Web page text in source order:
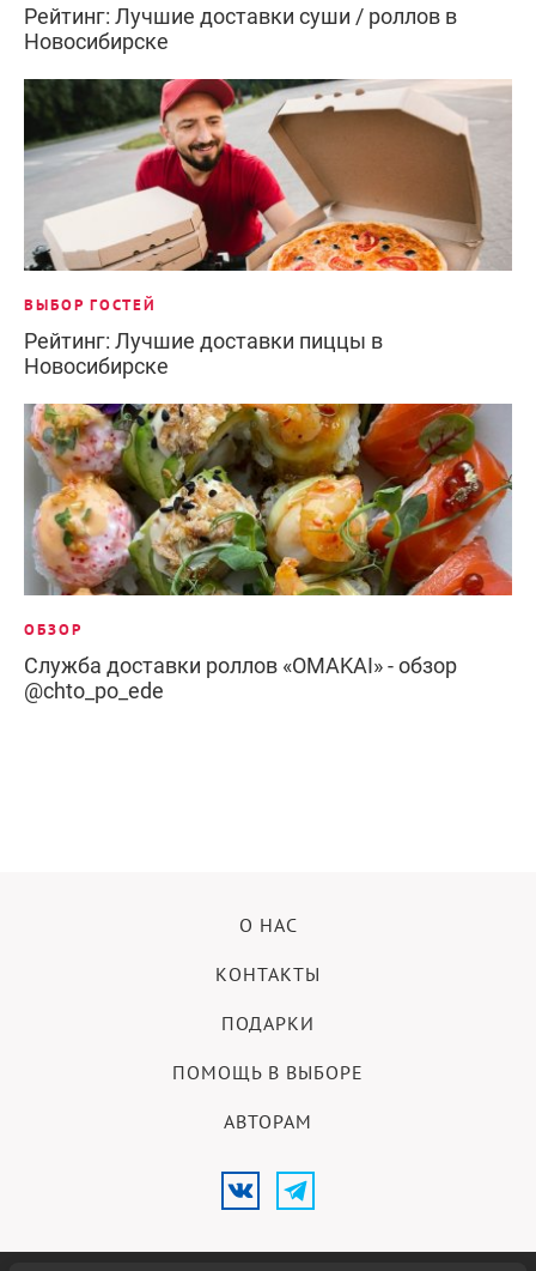
Рейтинг: Лучшие доставки суши / роллов в
Новосибирске
ВЫБОР ГОСТЕЙ
Рейтинг: Лучшие доставки пиццы в
Новосибирске
ОБЗОР
Служба доставки роллов «OMAKAI» - обзор
@chto_po_ede
О НАС
КОНТАКТЫ
ПОДАРКИ
ПОМОЩЬ В ВЫБОРЕ
АВТОРАМ